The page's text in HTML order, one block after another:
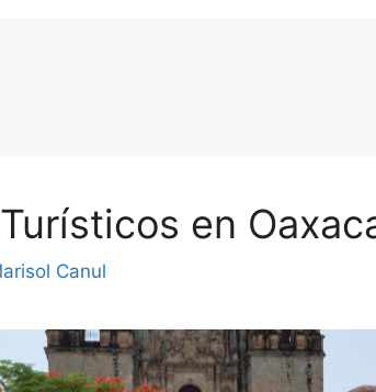
en
Canul